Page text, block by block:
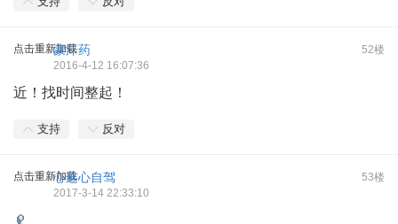
点击重新加载 52楼
蒙汗药
2016-4-12 16:07:36
近！找时间整起！
支持 反对
点击重新加载 53楼
心连心自驾
2017-3-14 22:33:10